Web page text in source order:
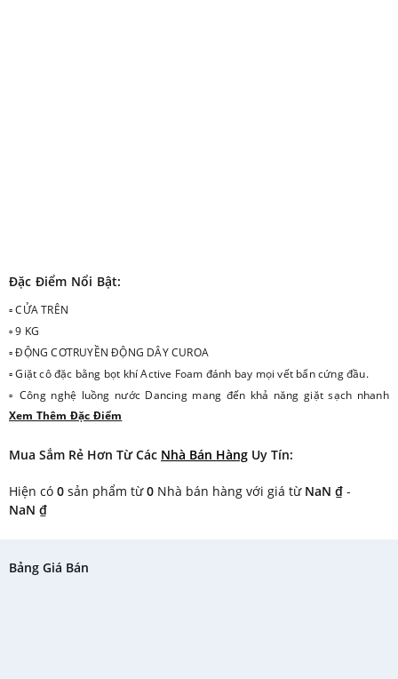
Đặc Điểm Nổi Bật:
▫ CỬA TRÊN
▫ 9 KG
▫ ĐỘNG CƠTRUYỀN ĐỘNG DÂY CUROA
▫ Giặt cô đặc bằng bọt khí Active Foam đánh bay mọi vết bẩn cứng đầu.
▫ Công nghệ luồng nước Dancing mang đến khả năng giặt sạch nhanh
chóng, mạnh mẽ.
luôn bền đẹp như mới.
Xem Thêm Đặc Điểm
Mua Sắm Rẻ Hơn Từ Các Nhà Bán Hàng Uy Tín:
Hiện có 0 sản phẩm từ0 Nhà bán hàng với giá từ NaN ₫ -
NaN ₫
Bảng Giá Bán